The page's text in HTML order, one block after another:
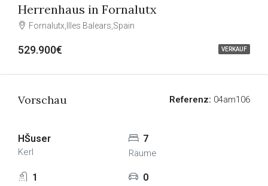
VERKAUF
Herrenhaus in Fornalutx
Fornalutx,Illes Balears,Spain
529.900€
Vorschau Referenz: 04am106
HŠuser
Kerl
7
Räume
1 0